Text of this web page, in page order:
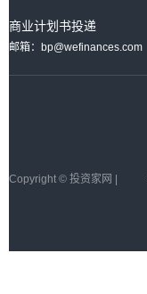
商业计划书投递
邮箱：bp@wefinances.com
Copyright © 投资家网 |